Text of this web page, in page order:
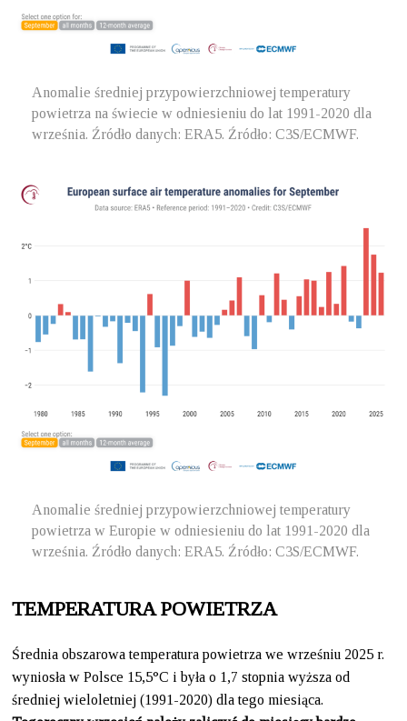
Anomalie średniej przypowierzchniowej temperatury
powietrza na świecie w odniesieniu do lat 1991-2020 dla
września. Źródło danych: ERA5. Źródło: C3S/ECMWF.
Anomalie średniej przypowierzchniowej temperatury
powietrza w Europie w odniesieniu do lat 1991-2020 dla
września. Źródło danych: ERA5. Źródło: C3S/ECMWF.
TEMPERATURA POWIETRZA
Średnia obszarowa temperatura powietrza we wrześniu 2025 r.
wyniosła w Polsce 15,5°C i była o 1,7 stopnia wyższa od
średniej wieloletniej (1991-2020) dla tego miesiąca.